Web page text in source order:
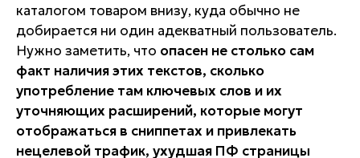
каталогом товаром внизу, куда обычно не
добирается ни один адекватный пользователь.
Нужно заметить, что опасен не столько сам
факт наличия этих текстов, сколько
употребление там ключевых слов и их
уточняющих расширений, которые могут
отображаться в сниппетах и привлекать
нецелевой трафик, ухудшая ПФ страницы